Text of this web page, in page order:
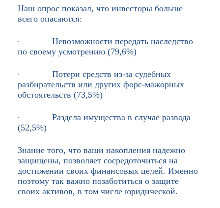
Наш опрос показал, что инвесторы больше
всего опасаются:
∙ Невозможности передать наследство
по своему усмотрению (79,6%)
∙ Потери средств из-за судебных
разбирательств или других форс-мажорных
обстоятельств (73,5%)
∙ Раздела имущества в случае развода
(52,5%)
Знание того, что ваши накопления надежно
защищены, позволяет сосредоточиться на
достижении своих финансовых целей. Именно
поэтому так важно позаботиться о защите
своих активов, в том числе юридической.